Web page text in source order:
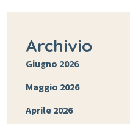
Archivio
Giugno 2026
Maggio 2026
Aprile 2026